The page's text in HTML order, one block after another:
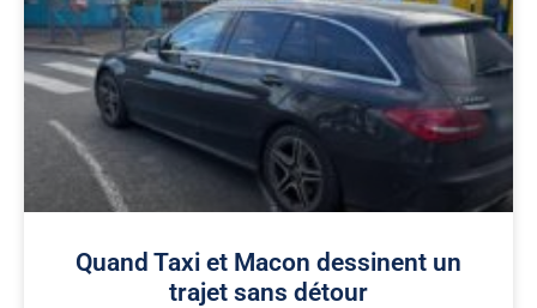
Quand Taxi et Macon dessinent un
trajet sans détour